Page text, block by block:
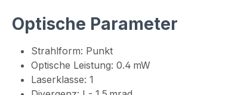
Optische Parameter
Strahlform: Punkt
Optische Leistung: 0.4 mW
Laserklasse: 1